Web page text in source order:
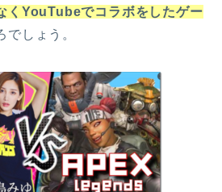
くYouTubeでコラボをしたゲー
でしょう。